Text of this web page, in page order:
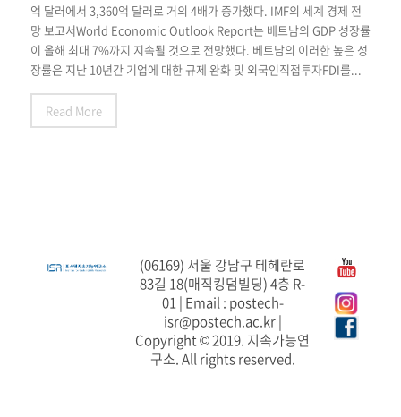
억 달러에서 3,360억 달러로 거의 4배가 증가했다. IMF의 세계 경제 전
망 보고서World Economic Outlook Report는 베트남의 GDP 성장률
이 올해 최대 7%까지 지속될 것으로 전망했다. 베트남의 이러한 높은 성
장률은 지난 10년간 기업에 대한 규제 완화 및 외국인직접투자FDI를...
Read More
(06169) 서울 강남구 테헤란로
83길 18(매직킹덤빌딩) 4층 R-
01 | Email : postech-
isr@postech.ac.kr |
Copyright © 2019. 지속가능연
구소. All rights reserved.